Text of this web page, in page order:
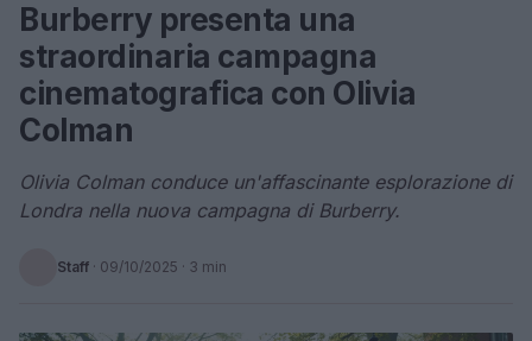
Burberry presenta una
straordinaria campagna
cinematografica con Olivia
Colman
Olivia Colman conduce un'affascinante esplorazione di
Londra nella nuova campagna di Burberry.
Staff · 09/10/2025 · 3 min